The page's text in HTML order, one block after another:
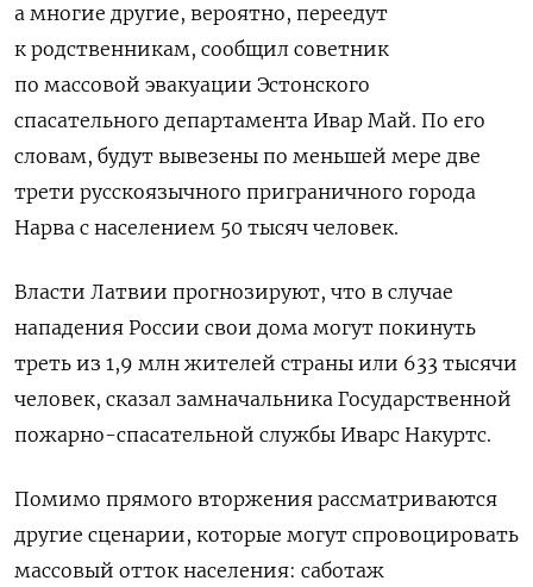
а многие другие, вероятно, переедут
к родственникам, сообщил советник
по массовой эвакуации Эстонского
спасательного департамента Ивар Май. По его
словам, будут вывезены по меньшей мере две
трети русскоязычного приграничного города
Нарва с населением 50 тысяч человек.
Власти Латвии прогнозируют, что в случае
нападения России свои дома могут покинуть
треть из 1,9 млн жителей страны или 633 тысячи
человек, сказал замначальника Государственной
пожарно-спасательной службы Иварс Накуртс.
Помимо прямого вторжения рассматриваются
другие сценарии, которые могут спровоцировать
массовый отток населения: саботаж